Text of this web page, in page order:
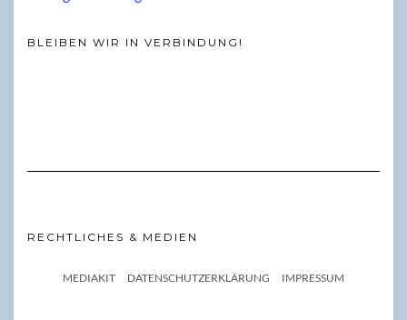
BLEIBEN WIR IN VERBINDUNG!
RECHTLICHES & MEDIEN
MEDIAKIT DATENSCHUTZERKLÄRUNG IMPRESSUM